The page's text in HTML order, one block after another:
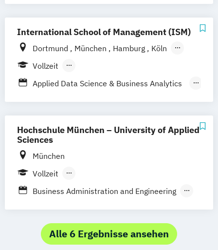
Wirtschaftsinformatik (DE/EN)
Business Management mit Spezialisierung
Business Transformation & Informatics
International School of Management (ISM)
Dortmund München Hamburg
Köln
Stuttgart
Vollzeit
Berufsbegleitendes Präsenzstudium
Applied Data Science & Business Analytics
Business Intelligence & Data Science (EN)
Management Business Intelligence & Data
Hochschule München – University of Applied
Sciences
München
Vollzeit
Berufsbegleitendes Präsenzstudium
Business Administration and Engineering
Alle 6 Ergebnisse ansehen